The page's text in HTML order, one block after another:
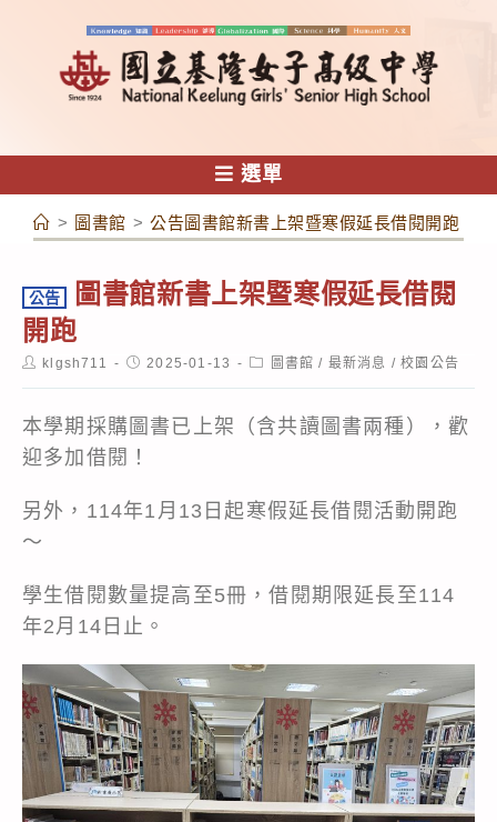
容
選單
> 圖書館 > 公告圖書館新書上架暨寒假延長借閱開跑
公告
圖書館新書上架暨寒假延長借閱
開跑
Postklgsh711
Post2025-01-13
Post圖書館 / 最新消息 / 校園公告
本學期採購圖書已上架（含共讀圖書兩種），歡
迎多加借閱！
另外，114年1月13日起寒假延長借閱活動開跑
～
學生借閱數量提高至5冊，借閱期限延長至114
年2月14日止。